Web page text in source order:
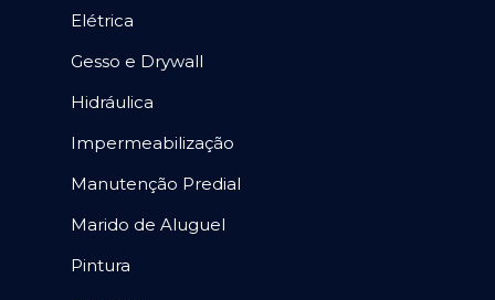
Elétrica
Gesso e Drywall
Hidráulica
Impermeabilização
Manutenção Predial
Marido de Aluguel
Pintura